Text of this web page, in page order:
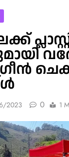
2023 0 1